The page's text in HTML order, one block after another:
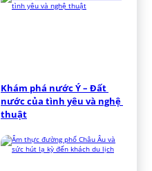
Khám phá nước Ý – Đất
nước của tình yêu và nghệ
thuật